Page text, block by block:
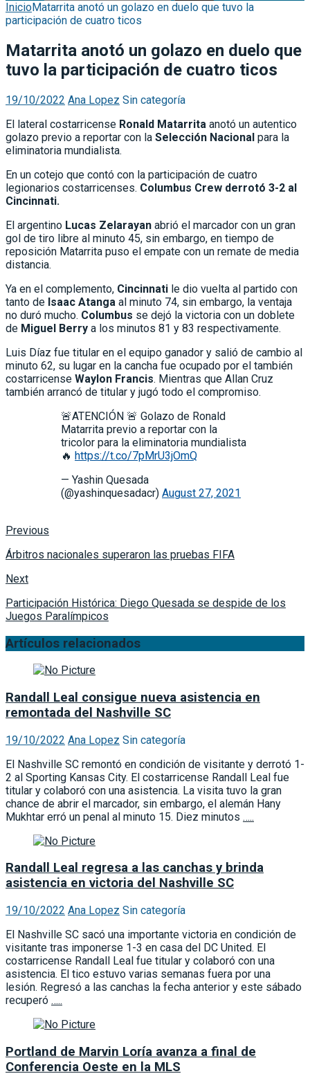
InicioMatarrita anotó un golazo en duelo que tuvo la
participación de cuatro ticos
Matarrita anotó un golazo en duelo que
tuvo la participación de cuatro ticos
19/10/2022 Ana Lopez Sin categoría
El lateral costarricense Ronald Matarrita anotó un autentico
golazo previo a reportar con la Selección Nacional para la
eliminatoria mundialista.
En un cotejo que contó con la participación de cuatro
legionarios costarricenses. Columbus Crew derrotó 3-2 al
Cincinnati.
El argentino Lucas Zelarayan abrió el marcador con un gran
gol de tiro libre al minuto 45, sin embargo, en tiempo de
reposición Matarrita puso el empate con un remate de media
distancia.
Ya en el complemento, Cincinnati le dio vuelta al partido con
tanto de Isaac Atanga al minuto 74, sin embargo, la ventaja
no duró mucho. Columbus se dejó la victoria con un doblete
de Miguel Berry a los minutos 81 y 83 respectivamente.
Luis Díaz fue titular en el equipo ganador y salió de cambio al
minuto 62, su lugar en la cancha fue ocupado por el también
costarricense Waylon Francis. Mientras que Allan Cruz
también arrancó de titular y jugó todo el compromiso.
🚨ATENCIÓN 🚨 Golazo de Ronald
Matarrita previo a reportar con la
tricolor para la eliminatoria mundialista
🔥 https://t.co/7pMrU3jOmQ
— Yashin Quesada
(@yashinquesadacr) August 27, 2021
Previous
Árbitros nacionales superaron las pruebas FIFA
Next
Participación Histórica: Diego Quesada se despide de los
Juegos Paralímpicos
Artículos relacionados
Randall Leal consigue nueva asistencia en
remontada del Nashville SC
19/10/2022 Ana Lopez Sin categoría
El Nashville SC remontó en condición de visitante y derrotó 1-
2 al Sporting Kansas City. El costarricense Randall Leal fue
titular y colaboró con una asistencia. La visita tuvo la gran
chance de abrir el marcador, sin embargo, el alemán Hany
Mukhtar erró un penal al minuto 15. Diez minutos …..
Randall Leal regresa a las canchas y brinda
asistencia en victoria del Nashville SC
19/10/2022 Ana Lopez Sin categoría
El Nashville SC sacó una importante victoria en condición de
visitante tras imponerse 1-3 en casa del DC United. El
costarricense Randall Leal fue titular y colaboró con una
asistencia. El tico estuvo varias semanas fuera por una
lesión. Regresó a las canchas la fecha anterior y este sábado
recuperó …..
Portland de Marvin Loría avanza a final de
Conferencia Oeste en la MLS